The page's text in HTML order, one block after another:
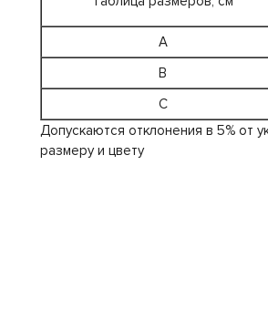
A
B
C
Допускаются отклонения в 5% от
размеру и цвету